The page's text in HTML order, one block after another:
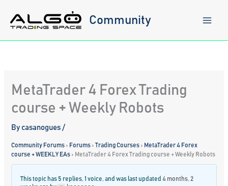
content
Community
MetaTrader 4 Forex Trading
course + Weekly Robots
By casanogues/
Community Forums › Forums › Trading Courses › MetaTrader 4 Forex
course + WEEKLY EAs › MetaTrader 4 Forex Trading course + Weekly Robots
This topic has 5 replies, 1 voice, and was last updated4 months, 2